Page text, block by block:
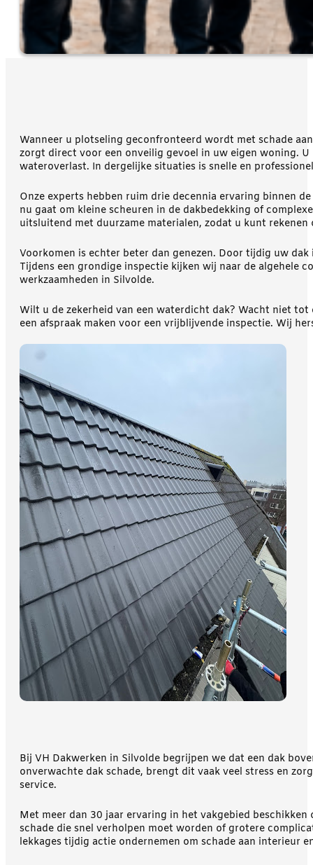
Wanneer u plotseling geconfronteerd wordt met schade
zorgt direct voor een onveilig gevoel in uw eigen woning.
wateroverlast. In dergelijke situaties is snelle en
Onze experts hebben ruim drie decennia ervaring binnen
nu gaat om kleine scheuren in de dakbedekking of
uitsluitend met duurzame materialen, zodat u kunt
Voorkomen is echter beter dan genezen. Door tijdig uw
Tijdens een grondige inspectie kijken wij naar de algehele
werkzaamheden in Silvolde.
Wilt u de zekerheid van een waterdicht dak? Wacht niet
een afspraak maken voor een vrijblijvende inspectie. Wij
Bij VH Dakwerken in Silvolde begrijpen we dat een dak
onverwachte dak schade, brengt dit vaak veel stress en
service.
Met meer dan 30 jaar ervaring in het vakgebied
schade die snel verholpen moet worden of grotere
lekkages tijdig actie ondernemen om schade aan interieur